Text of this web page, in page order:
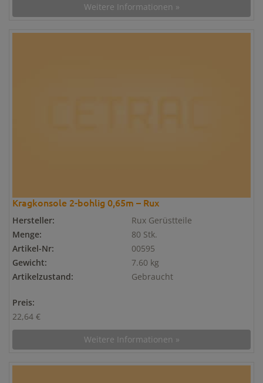
Weitere Informationen »
Kragkonsole 2-bohlig 0,65m – Rux
Hersteller:
Rux Gerüstteile
Menge:
80 Stk.
Artikel-Nr:
00595
Gewicht:
7.60 kg
Artikelzustand:
Gebraucht
Preis:
22,64 €
Weitere Informationen »